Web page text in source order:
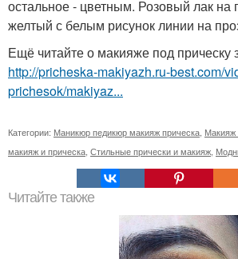
остальное - цветным. Розовый лак на
желтый с белым рисунок линии на
Ещё читайте о макияже под прическу
http://pricheska-makiyazh.ru-best.com/
prichesok/makiyaz...
Категории: Маникюр педикюр макияж прическа Макияж
макияж и прическа Стильные прически и макияж
Читайте также